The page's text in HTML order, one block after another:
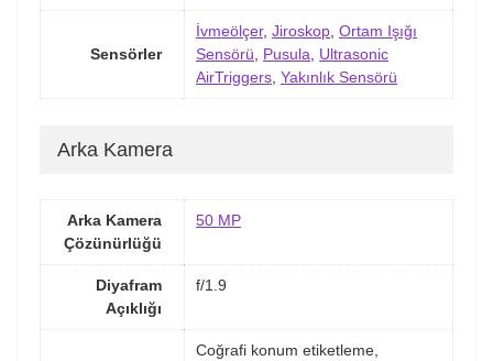
Sensörler
İvmeölçer, Jiroskop, Ortam Işığı
Sensörü, Pusula, Ultrasonic
AirTriggers, Yakınlık Sensörü
Arka Kamera
Arka Kamera
Çözünürlüğü
50 MP
Diyafram
Açıklığı
f/1.9
Coğrafi konum etiketleme,